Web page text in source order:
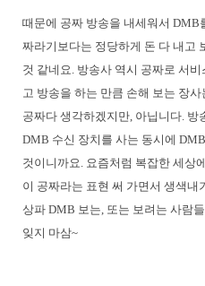
때문에 공짜 방송을 내세워서 DMB
짜라기보다는 정당하게 돈 다 내고
것 같네요. 방송사 역시 공짜로 서
고 방송을 하는 만큼 손해 보는 장
공짜다 생각하겠지만, 아닙니다. 방
DMB 수신 장치를 사는 동시에
것이니까요. 요즘처럼 복잡한 세상
이 공짜라는 표현 써 가면서 생색내
상파 DMB 보는, 또는 보려는 사람
잊지 마삼~